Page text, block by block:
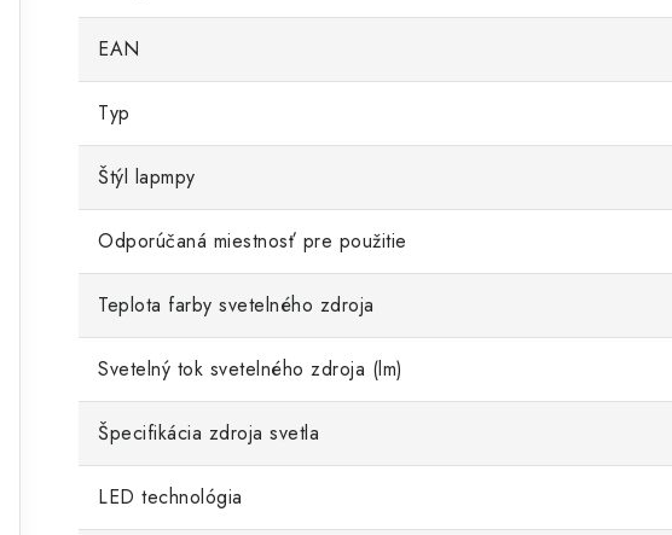
EAN
Typ
Štýl lapmpy
Odporúčaná miestnosť pre použitie
Teplota farby svetelného zdroja
Svetelný tok svetelného zdroja (lm)
Špecifikácia zdroja svetla
LED technológia
CHCEM ZĽAVU
Zásady spracovania osobných údajov